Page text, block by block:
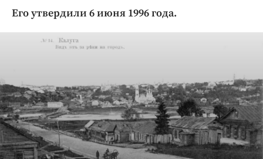
Криминал
Культура
Общество
Погода
Праздники
Происшествия
Его утвердили 6 июня 1996 года.